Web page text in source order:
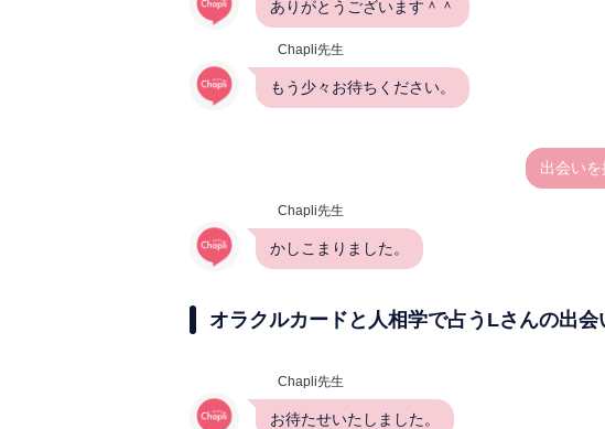
ありがとうございます＾＾
Chapli先生
もう少々お待ちください。
出会い
Chapli先生
かしこまりました。
オラクルカードと人相学で占うLさんの出会
Chapli先生
お待たせいたしました。